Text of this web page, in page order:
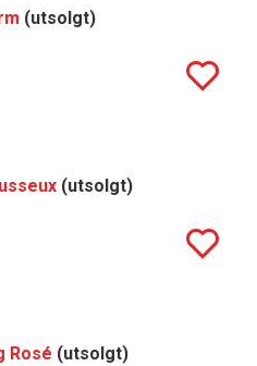
(utsolgt)
(utsolgt)
Rosé (utsolgt)